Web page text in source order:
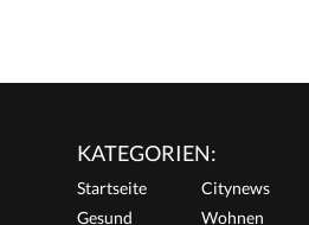
KATEGORIEN:
Startseite Citynews
Gesund
Wohnen